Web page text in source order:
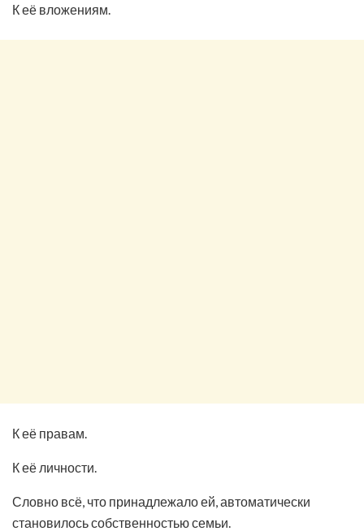
К её вложениям.
К её правам.
К её личности.
Словно всё, что принадлежало ей, автоматически
становилось собственностью семьи.